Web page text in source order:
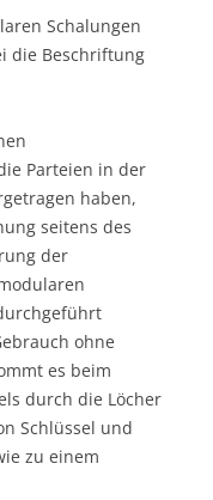
Schalungen
die Beschriftung
Parteien in der
haben,
seitens des
der
ohne
es beim
durch die Löcher
Schlüssel und
zu einem